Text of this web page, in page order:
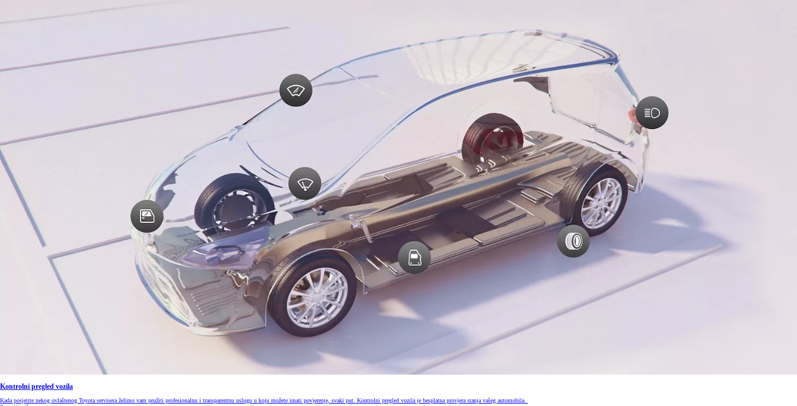
Kontrolni pregled vozila
Kada posjetite nekog ovlaštenog Toyota servisera želimo vam pružiti profesionalnu i transparentnu uslugu u koju možete imati povjerenje, svaki put. Kontrolni pregled vozila je besplatna provjera stanja vašeg automobila.